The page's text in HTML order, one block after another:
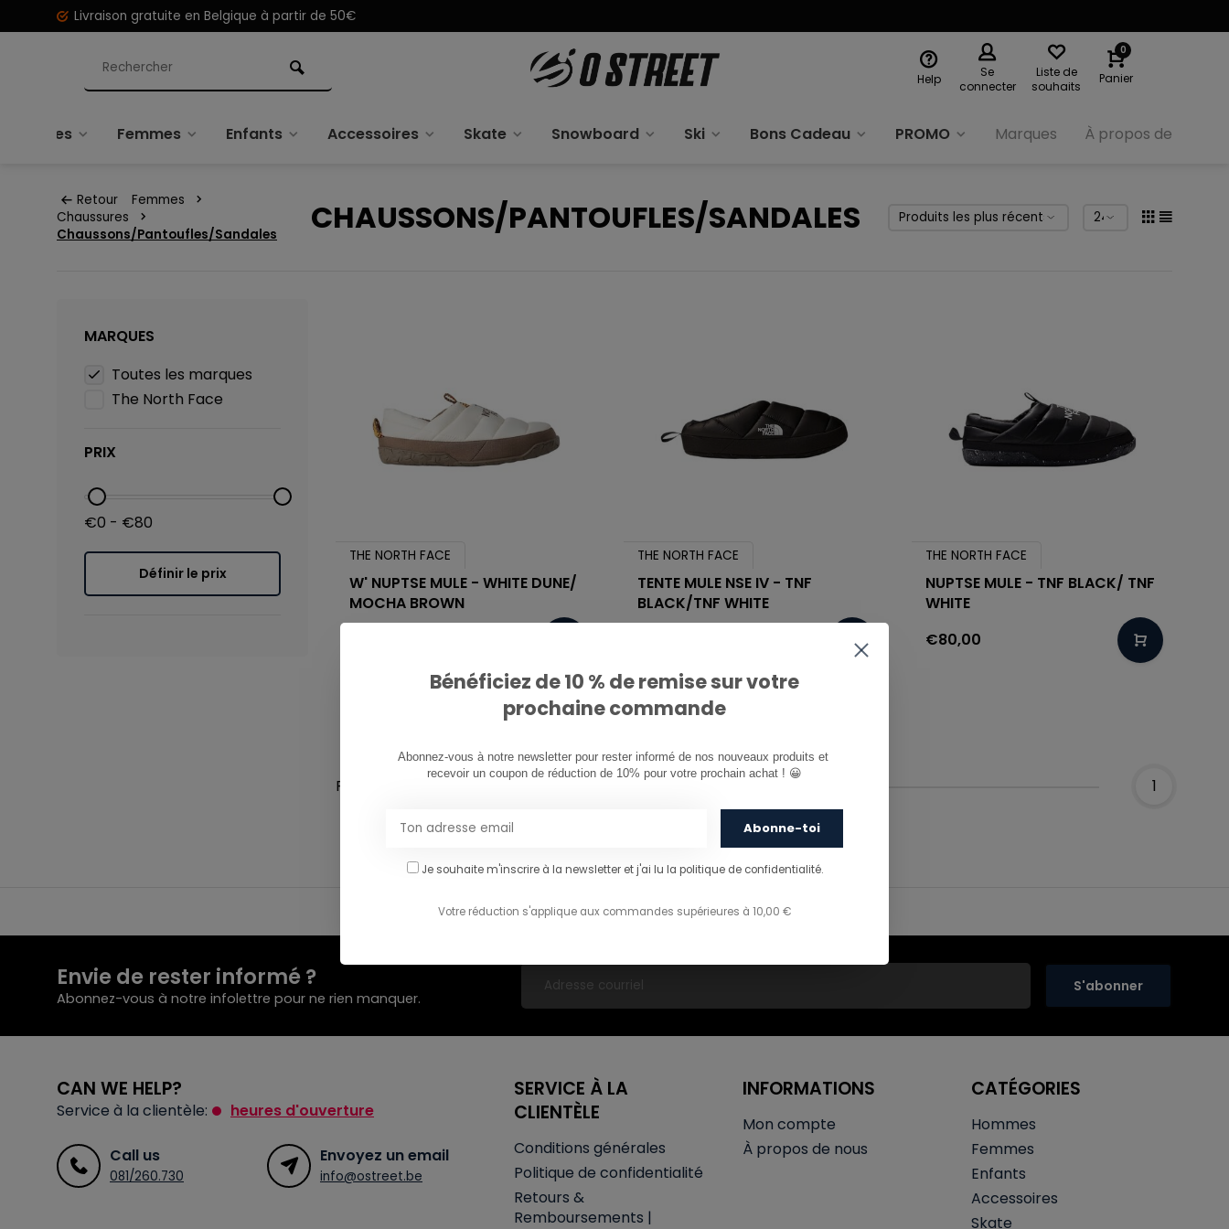
Livraison gratuite en Belgique à partir de 50€
Help
Se
connecter
Liste de
souhaits
0
Panier
Hommes Femmes Enfants Accessoires Skate Snowboard Ski Bons Cadeau PROMO Marques À propos de nous
Retour
Femmes
Chaussures
Chaussons/Pantoufles/Sandales
CHAUSSONS/PANTOUFLES/SANDALES
MARQUES
Toutes les marques
The North Face
PRIX
€0 - €80
Définir le prix
THE NORTH FACE
W' NUPTSE MULE - WHITE DUNE/
MOCHA BROWN
THE NORTH FACE
TENTE MULE NSE IV - TNF
BLACK/TNF WHITE
THE NORTH FACE
NUPTSE MULE - TNF BLACK/ TNF
WHITE
€80,00
Page 1 de 1 1
Livraison gratuite en Belgique à partir de 50€
Envie de rester informé ?
Abonnez-vous à notre infolettre pour ne rien manquer.
S'abonner
CAN WE HELP?
Service à la clientèle: heures d'ouverture
Call us
081/260.730
Envoyez un email
info@ostreet.be
SERVICE À LA
CLIENTÈLE
Conditions générales
Politique de confidentialité
Retours &
Remboursements |
INFORMATIONS
Mon compte
À propos de nous
CATÉGORIES
Hommes
Femmes
Enfants
Accessoires
Skate
Bénéficiez de 10 % de remise sur votre
prochaine commande
Abonnez-vous à notre newsletter pour rester informé de nos nouveaux produits et
recevoir un coupon de réduction de 10% pour votre prochain achat ! 😀
Abonne-toi
Je souhaite m'inscrire à la newsletter et j'ai lu la politique de confidentialité.
Votre réduction s'applique aux commandes supérieures à 10,00 €